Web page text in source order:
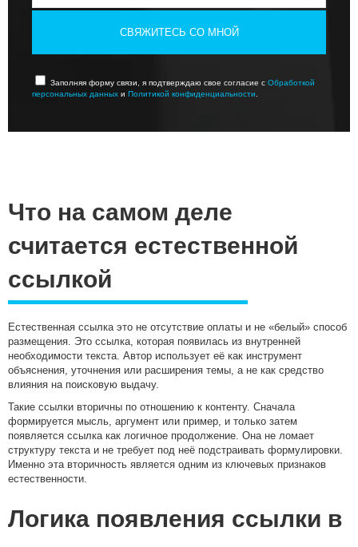
СВЯЖИТЕСЬ СО МНОЙ
Заполняя форму связи, я подтверждаю свое согласие с Обработкой
персональных данных и Политикой конфиденциальности
Что на самом деле
считается естественной
ссылкой
Естественная ссылка это не отсутствие оплаты и не «белый» способ
размещения. Это ссылка, которая появилась из внутренней
необходимости текста. Автор использует её как инструмент
объяснения, уточнения или расширения темы, а не как средство
влияния на поисковую выдачу.
Такие ссылки вторичны по отношению к контенту. Сначала
формируется мысль, аргумент или пример, и только затем
появляется ссылка как логичное продолжение. Она не ломает
структуру текста и не требует под неё подстраивать формулировки.
Именно эта вторичность является одним из ключевых признаков
естественности.
Логика появления ссылки в